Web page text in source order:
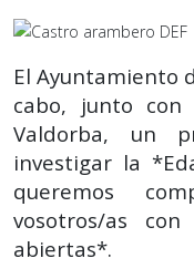
El Ayuntamiento
cabo, junto
Valdorba, un
investigar la
queremos
vosotros/as
abiertas*.